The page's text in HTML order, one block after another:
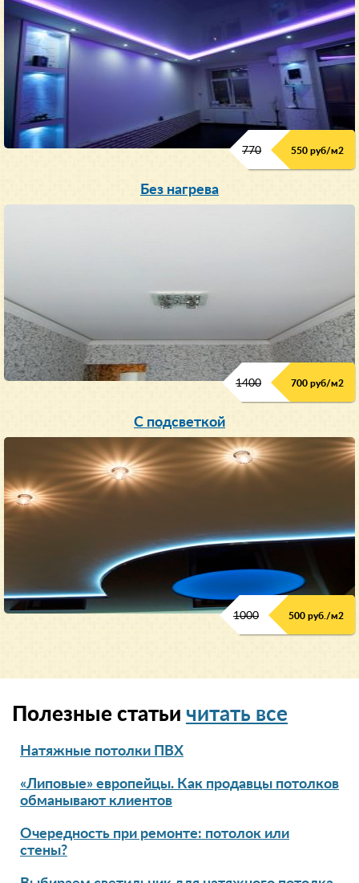
770 550 руб/м2
Без нагрева
1400 700 руб/м2
С подсветкой
1000 500 руб./м2
Полезные статьи читать все
Натяжные потолки ПВХ
«Липовые» европейцы. Как продавцы потолков
обманывают клиентов
Очередность при ремонте: потолок или
стены?